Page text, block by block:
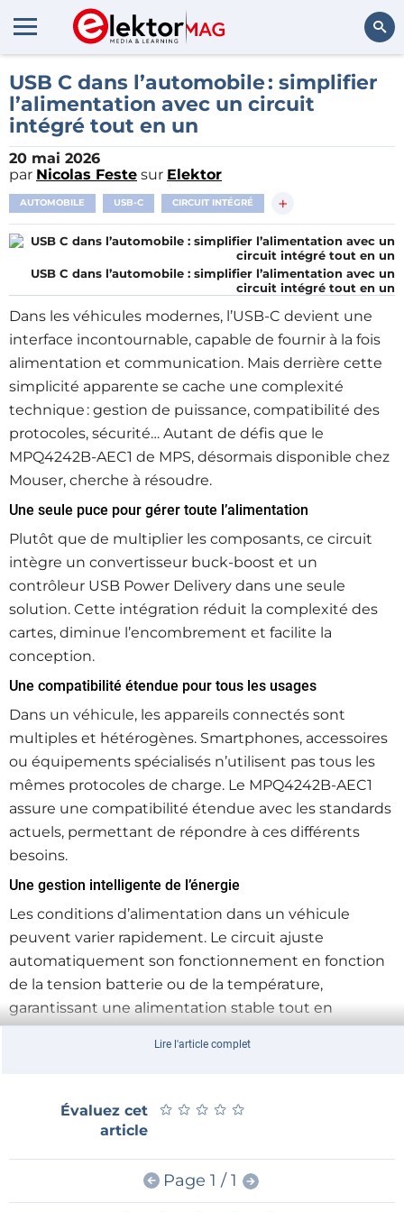
Rechercher
USB C dans l’automobile : simplifier
l’alimentation avec un circuit
intégré tout en un
20 mai 2026
par Nicolas Feste sur Elektor
AUTOMOBILE USB-C CIRCUIT INTÉGRÉ +
USB C dans l’automobile : simplifier l’alimentation avec un
circuit intégré tout en un
Dans les véhicules modernes, l’USB‑C devient une
interface incontournable, capable de fournir à la fois
alimentation et communication. Mais derrière cette
simplicité apparente se cache une complexité
technique : gestion de puissance, compatibilité des
protocoles, sécurité… Autant de défis que le
MPQ4242B‑AEC1 de MPS, désormais disponible chez
Mouser, cherche à résoudre.
Une seule puce pour gérer toute l’alimentation
Plutôt que de multiplier les composants, ce circuit
intègre un convertisseur buck‑boost et un
contrôleur USB Power Delivery dans une seule
solution. Cette intégration réduit la complexité des
cartes, diminue l’encombrement et facilite la
conception.
Une compatibilité étendue pour tous les usages
Dans un véhicule, les appareils connectés sont
multiples et hétérogènes. Smartphones, accessoires
ou équipements spécialisés n’utilisent pas tous les
mêmes protocoles de charge. Le MPQ4242B‑AEC1
assure une compatibilité étendue avec les standards
actuels, permettant de répondre à ces différents
besoins.
Une gestion intelligente de l’énergie
Les conditions d’alimentation dans un véhicule
peuvent varier rapidement. Le circuit ajuste
automatiquement son fonctionnement en fonction
de la tension batterie ou de la température,
garantissant une alimentation stable tout en
protégeant le système.
essentielle. Les protections intégrées assurent la
continuité du fonctionnement même en cas de
défaut, limitant les risques pour les équipements et
Lire l'article complet
Évaluez cet
article
★ ★ ★ ★ ★
★ ★ ★ ★ ★
Page 1 / 1